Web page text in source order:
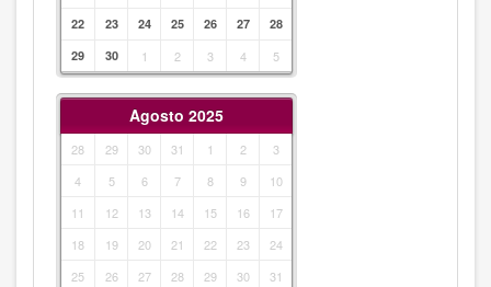
22
23 24 25 26 27
28
29
30 1 2 3 4 5
Agosto 2025
28 29 30 31 1 2
3
4
5 6 7 8 9
10
11
12 13 14 15 16
17
18
19 20 21 22 23
24
25
26 27 28 29 30 31